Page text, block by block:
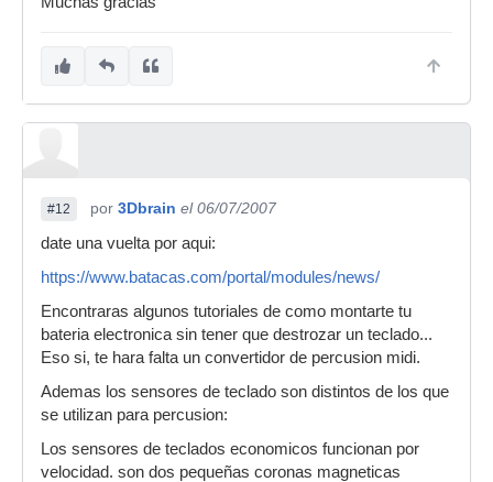
#12 por 3Dbrain el 06/07/2007
date una vuelta por aqui:
https://www.batacas.com/portal/modules/news/
Encontraras algunos tutoriales de como montarte tu
bateria electronica sin tener que destrozar un teclado...
Eso si, te hara falta un convertidor de percusion midi.
Ademas los sensores de teclado son distintos de los que
se utilizan para percusion:
Los sensores de teclados economicos funcionan por
velocidad. son dos pequeñas coronas magneticas